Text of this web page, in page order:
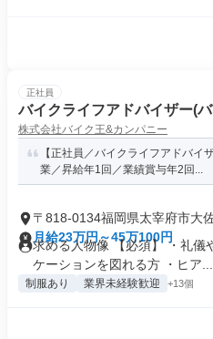
正社員
バイクライフアドバイザー(
株式会社バイク王&カンパニー
【正社員／バイクライフアドバイ
業／昇給年1回／業績賞与年2回...
〒818-0134福岡県太宰府市大
月給23万円～45万100円
求める人物像 【必須】 ・礼儀
ケーションを図れる方 ・ヒア...
制服あり 業界未経験歓迎 +13個